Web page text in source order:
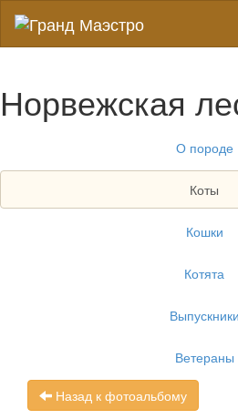
Норвежская
О породе
Коты
Кошки
Котята
Выпускники
Ветераны
Назад к фотоальбому